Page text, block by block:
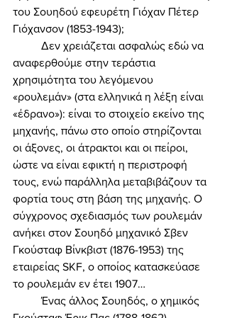
του Σουηδού εφευρέτη Γιόχαν Πέτερ
Γιόχανσον (1853-1943);
αναφερθούμε στην τεράστια
χρησιμότητα του λεγόμενου
«ρουλεμάν» (στα ελληνικά η λέξη είναι
«έδρανο»): είναι το στοιχείο εκείνο της
μηχανής, πάνω στο οποίο στηρίζονται
οι άξονες, οι άτρακτοι και οι πείροι,
ώστε να είναι εφικτή η περιστροφή
τους, ενώ παράλληλα μεταβιβάζουν τα
φορτία τους στη βάση της μηχανής. Ο
σύγχρονος σχεδιασμός των ρουλεμάν
ανήκει στον Σουηδό μηχανικό Σβεν
Γκούσταφ Βίνκβιστ (1876-1953) της
εταιρείας SKF, ο οποίος κατασκεύασε
το ρουλεμάν εν έτει 1907…
	Ένας άλλος Σουηδός, ο χημικός